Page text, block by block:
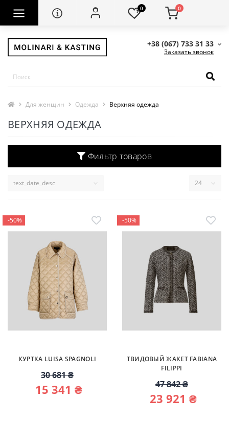
0 0
+38 (067) 733 31 33
Заказать звонок
Для женщин Одежда Верхняя одежда
ВЕРХНЯЯ ОДЕЖДА
Фильтр товаров
-50%
КУРТКА LUISA SPAGNOLI
30 681 ₴
15 341 ₴
-50%
ТВИДОВЫЙ ЖАКЕТ FABIANA
FILIPPI
47 842 ₴
23 921 ₴